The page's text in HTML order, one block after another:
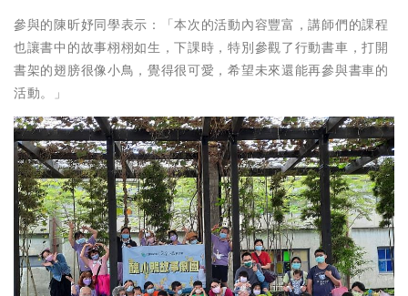
參與的陳昕妤同學表示：「本次的活動內容豐富，講師們的課程
也讓書中的故事栩栩如生，下課時，特別參觀了行動書車，打開
書架的翅膀很像小鳥，覺得很可愛，希望未來還能再參與書車的
活動。」